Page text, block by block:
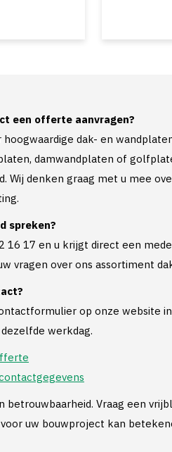
een offerte aanvragen?
hoogwaardige dak- en
damwandplaten of
Wij denken graag met u mee
spreken?
16 17 en u krijgt direct een
vragen over ons assortiment
op onze website
werkdag.
betrouwbaarheid. Vraag een
uw bouwproject kan